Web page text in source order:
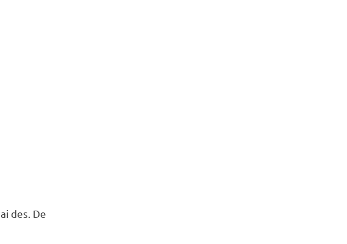
des. De